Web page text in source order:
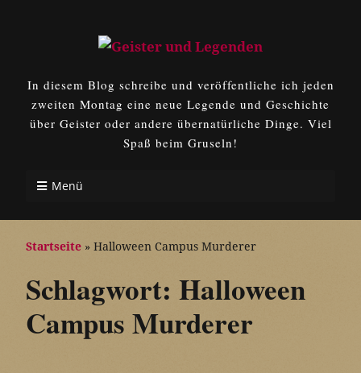
In diesem Blog schreibe und veröffentliche ich jeden
zweiten Montag eine neue Legende und Geschichte
über Geister oder andere übernatürliche Dinge. Viel
Spaß beim Gruseln!
Menü
Startseite » Halloween Campus Murderer
Schlagwort: Halloween
Campus Murderer